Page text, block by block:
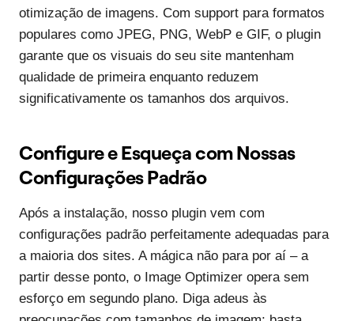
otimização de imagens. Com support para formatos
populares como JPEG, PNG, WebP e GIF, o plugin
garante que os visuais do seu site mantenham
qualidade de primeira enquanto reduzem
significativamente os tamanhos dos arquivos.
Configure e Esqueça com Nossas
Configurações Padrão
Após a instalação, nosso plugin vem com
configurações padrão perfeitamente adequadas para
a maioria dos sites. A mágica não para por aí – a
partir desse ponto, o Image Optimizer opera sem
esforço em segundo plano. Diga adeus às